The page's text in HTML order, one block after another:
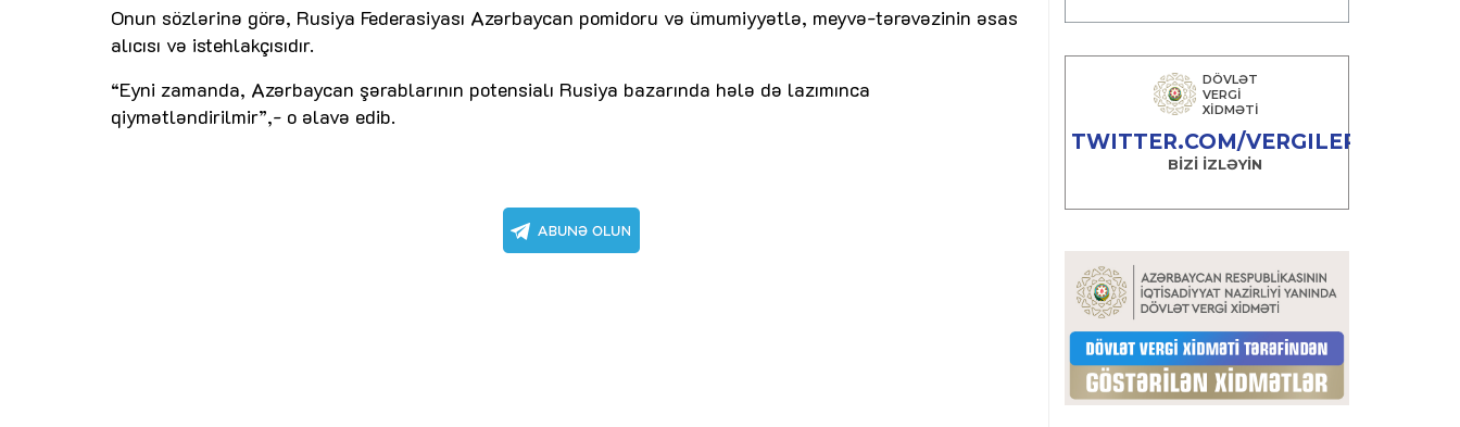
Onun sözlərinə görə, Rusiya Federasiyası Azərbaycan pomidoru və ümumiyyətlə, meyvə-tərəvəzinin əsas
alıcısı və istehlakçısıdır.
“Eyni zamanda, Azərbaycan şərablarının potensialı Rusiya bazarında hələ də lazımınca
qiymətləndirilmir”,- o əlavə edib.